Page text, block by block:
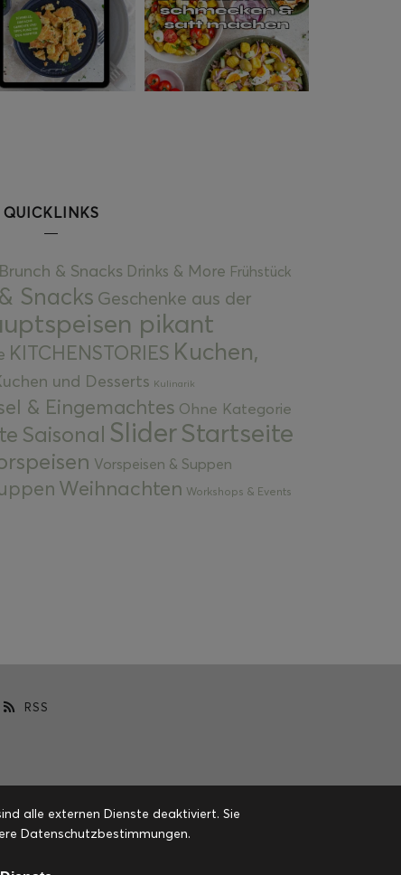
QUICKLINKS
Brunch & Snacks Drinks & More Frühstück
Snacks Geschenke aus der
pikant
KITCHENSTORIES Kuchen,
und Desserts Kulinarik
& Eingemachtes Ohne Kategorie
Saisonal SliderStartseite
Vorspeisen & Suppen
Weihnachten Workshops & Events
RSS
alle externen Dienste deaktiviert. Sie
Datenschutzbestimmungen.